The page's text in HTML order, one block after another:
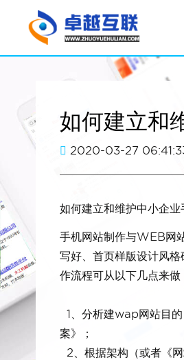
如何建立和
2020-03-27
如何建立和维护中小企业
手机网站制作与WEB网
写好、首页样版设计风
作流程可从以下几点来做
1、分析建wap网站目
案》；
2、根据架构（或者《